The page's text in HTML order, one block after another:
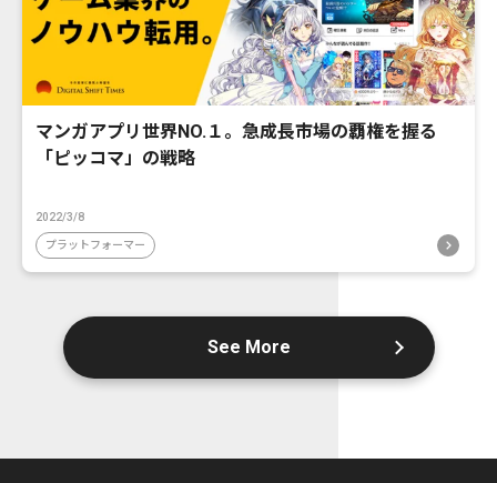
マンガアプリ世界NO.１。急成長市場の覇権を握る
「ピッコマ」の戦略
2022/3/8
プラットフォーマー
See More